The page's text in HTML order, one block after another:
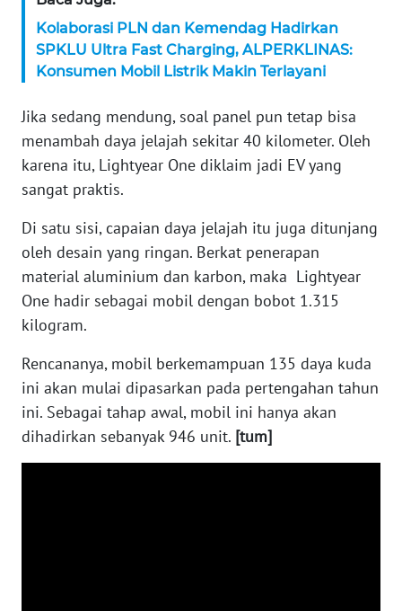
Kolaborasi PLN dan Kemendag Hadirkan
SPKLU Ultra Fast Charging, ALPERKLINAS:
Konsumen Mobil Listrik Makin Terlayani
Jika sedang mendung, soal panel pun tetap bisa
menambah daya jelajah sekitar 40 kilometer. Oleh
karena itu, Lightyear One diklaim jadi EV yang
sangat praktis.
Di satu sisi, capaian daya jelajah itu juga ditunjang
oleh desain yang ringan. Berkat penerapan
material aluminium dan karbon, maka Lightyear
One hadir sebagai mobil dengan bobot 1.315
kilogram.
Rencananya, mobil berkemampuan 135 daya kuda
ini akan mulai dipasarkan pada pertengahan tahun
ini. Sebagai tahap awal, mobil ini hanya akan
dihadirkan sebanyak 946 unit. [tum]
PAPUA
WN
BARAT
WN
WN
SERAMBI
WN
WN
SULTRA
NTB